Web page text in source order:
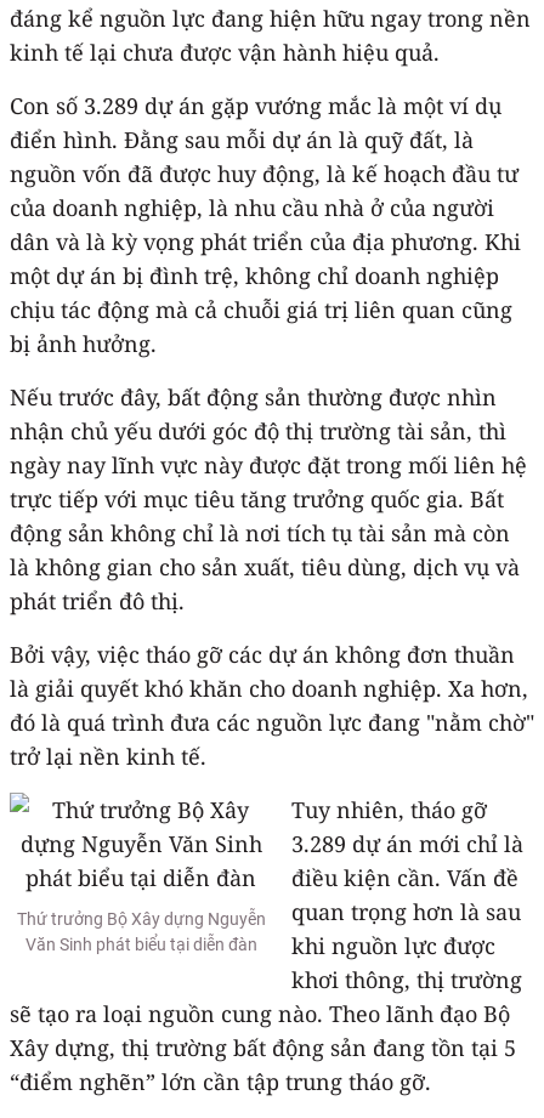
đáng kể nguồn lực đang hiện hữu ngay trong nền
kinh tế lại chưa được vận hành hiệu quả.
Con số 3.289 dự án gặp vướng mắc là một ví dụ
điển hình. Đằng sau mỗi dự án là quỹ đất, là
nguồn vốn đã được huy động, là kế hoạch đầu tư
của doanh nghiệp, là nhu cầu nhà ở của người
dân và là kỳ vọng phát triển của địa phương. Khi
một dự án bị đình trệ, không chỉ doanh nghiệp
chịu tác động mà cả chuỗi giá trị liên quan cũng
bị ảnh hưởng.
Nếu trước đây, bất động sản thường được nhìn
nhận chủ yếu dưới góc độ thị trường tài sản, thì
ngày nay lĩnh vực này được đặt trong mối liên hệ
trực tiếp với mục tiêu tăng trưởng quốc gia. Bất
động sản không chỉ là nơi tích tụ tài sản mà còn
là không gian cho sản xuất, tiêu dùng, dịch vụ và
phát triển đô thị.
Bởi vậy, việc tháo gỡ các dự án không đơn thuần
là giải quyết khó khăn cho doanh nghiệp. Xa hơn,
đó là quá trình đưa các nguồn lực đang "nằm chờ"
trở lại nền kinh tế.
Thứ trưởng Bộ Xây dựng Nguyễn
Văn Sinh phát biểu tại diễn đàn
Tuy nhiên, tháo gỡ
3.289 dự án mới chỉ là
điều kiện cần. Vấn đề
quan trọng hơn là sau
khi nguồn lực được
khơi thông, thị trường
sẽ tạo ra loại nguồn cung nào. Theo lãnh đạo Bộ
Xây dựng, thị trường bất động sản đang tồn tại 5
“điểm nghẽn” lớn cần tập trung tháo gỡ.